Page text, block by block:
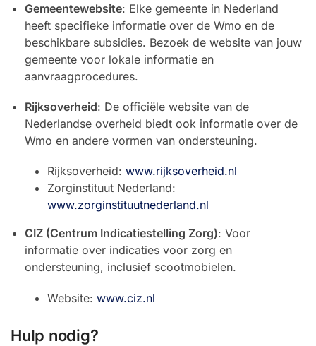
Gemeentewebsite: Elke gemeente in Nederland
heeft specifieke informatie over de Wmo en de
beschikbare subsidies. Bezoek de website van jouw
gemeente voor lokale informatie en
aanvraagprocedures.
Rijksoverheid: De officiële website van de
Nederlandse overheid biedt ook informatie over de
Wmo en andere vormen van ondersteuning.
Rijksoverheid: www.rijksoverheid.nl
Zorginstituut Nederland:
www.zorginstituutnederland.nl
CIZ (Centrum Indicatiestelling Zorg): Voor
informatie over indicaties voor zorg en
ondersteuning, inclusief scootmobielen.
Website: www.ciz.nl
Hulp nodig?